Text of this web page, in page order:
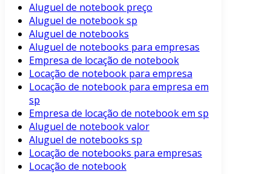
Aluguel de notebook preço
Aluguel de notebook sp
Aluguel de notebooks
Aluguel de notebooks para empresas
Empresa de locação de notebook
Locação de notebook para empresa
Locação de notebook para empresa em
sp
Empresa de locação de notebook em sp
Aluguel de notebook valor
Aluguel de notebooks sp
Locação de notebooks para empresas
Locação de notebook